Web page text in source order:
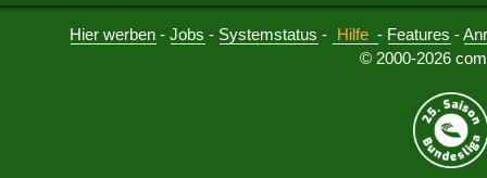
Hier werben -Jobs - Systemstatus - Hilfe - Features -
© 2000-2026